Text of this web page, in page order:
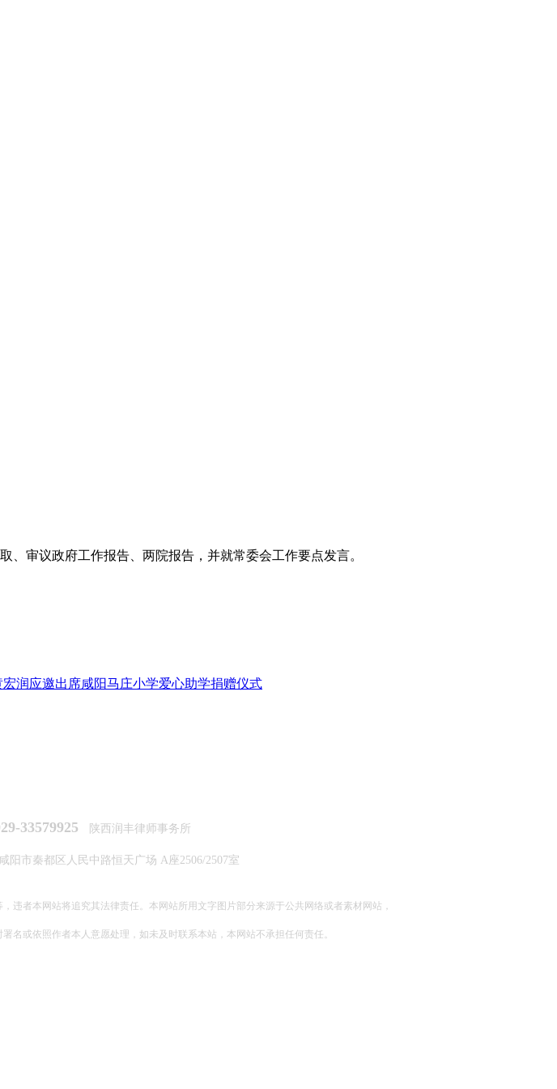
、审议政府工作报告、两院报告，并就常委会工作要点发言。
润应邀出席咸阳马庄小学爱心助学捐赠仪式
33579925 陕西润丰律师事务所
阳市秦都区人民中路恒天广场 A座2506/2507室
者本网站将追究其法律责任。本网站所用文字图片部分来源于公共网络或者素材网站，
名或依照作者本人意愿处理，如未及时联系本站，本网站不承担任何责任。